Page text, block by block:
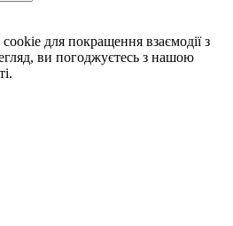
для покращення взаємодії з
ви погоджуєтесь з нашою